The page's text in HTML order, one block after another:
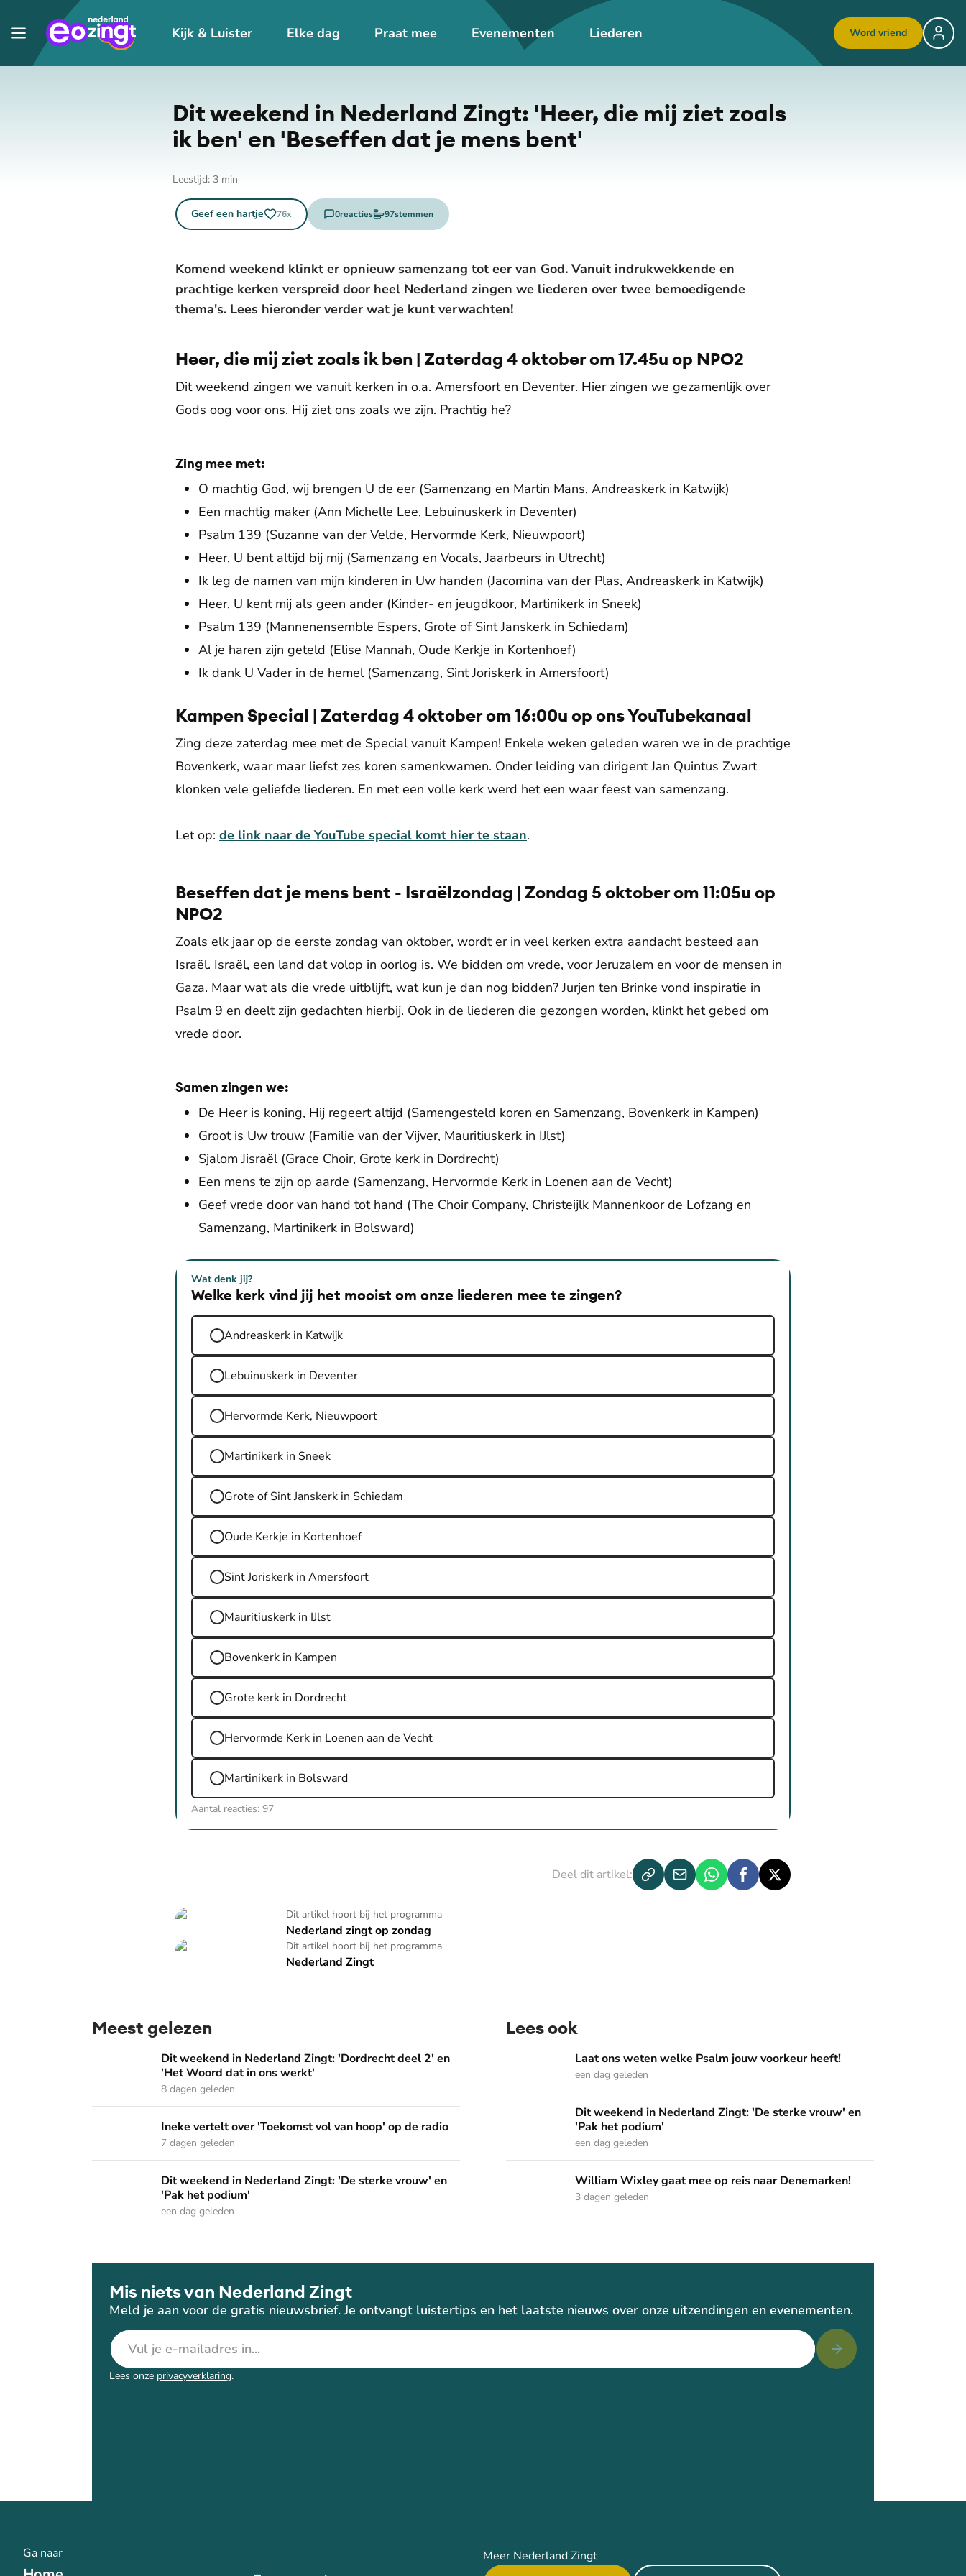
Kijk & Luister Elke dag Praat mee Evenementen Liederen Word vriend
Dit weekend in Nederland Zingt: 'Heer, die mij ziet zoals
ik ben' en 'Beseffen dat je mens bent'
Leestijd: 3 min
Geef een hartje 76x 0reacties 97stemmen
Komend weekend klinkt er opnieuw samenzang tot eer van God. Vanuit indrukwekkende en
prachtige kerken verspreid door heel Nederland zingen we liederen over twee bemoedigende
thema's. Lees hieronder verder wat je kunt verwachten!
Heer, die mij ziet zoals ik ben | Zaterdag 4 oktober om 17.45u op NPO2
Dit weekend zingen we vanuit kerken in o.a. Amersfoort en Deventer. Hier zingen we gezamenlijk over
Gods oog voor ons. Hij ziet ons zoals we zijn. Prachtig he?
Zing mee met:
O machtig God, wij brengen U de eer (Samenzang en Martin Mans, Andreaskerk in Katwijk)
Een machtig maker (Ann Michelle Lee, Lebuinuskerk in Deventer)
Psalm 139 (Suzanne van der Velde, Hervormde Kerk, Nieuwpoort)
Heer, U bent altijd bij mij (Samenzang en Vocals, Jaarbeurs in Utrecht)
Ik leg de namen van mijn kinderen in Uw handen (Jacomina van der Plas, Andreaskerk in Katwijk)
Heer, U kent mij als geen ander (Kinder- en jeugdkoor, Martinikerk in Sneek)
Psalm 139 (Mannenensemble Espers, Grote of Sint Janskerk in Schiedam)
Al je haren zijn geteld (Elise Mannah, Oude Kerkje in Kortenhoef)
Ik dank U Vader in de hemel (Samenzang, Sint Joriskerk in Amersfoort)
Kampen Special | Zaterdag 4 oktober om 16:00u op ons YouTubekanaal
Zing deze zaterdag mee met de Special vanuit Kampen! Enkele weken geleden waren we in de prachtige
Bovenkerk, waar maar liefst zes koren samenkwamen. Onder leiding van dirigent Jan Quintus Zwart
klonken vele geliefde liederen. En met een volle kerk werd het een waar feest van samenzang.
Let op: de link naar de YouTube special komt hier te staan.
Beseffen dat je mens bent - Israëlzondag | Zondag 5 oktober om 11:05u op
NPO2
Zoals elk jaar op de eerste zondag van oktober, wordt er in veel kerken extra aandacht besteed aan
Israël. Israël, een land dat volop in oorlog is. We bidden om vrede, voor Jeruzalem en voor de mensen in
Gaza. Maar wat als die vrede uitblijft, wat kun je dan nog bidden? Jurjen ten Brinke vond inspiratie in
Psalm 9 en deelt zijn gedachten hierbij. Ook in de liederen die gezongen worden, klinkt het gebed om
vrede door.
Samen zingen we:
De Heer is koning, Hij regeert altijd (Samengesteld koren en Samenzang, Bovenkerk in Kampen)
Groot is Uw trouw (Familie van der Vijver, Mauritiuskerk in IJlst)
Sjalom Jisraël (Grace Choir, Grote kerk in Dordrecht)
Een mens te zijn op aarde (Samenzang, Hervormde Kerk in Loenen aan de Vecht)
Geef vrede door van hand tot hand (The Choir Company, Christeijlk Mannenkoor de Lofzang en
Samenzang, Martinikerk in Bolsward)
Wat denk jij?
Welke kerk vind jij het mooist om onze liederen mee te zingen?
Andreaskerk in Katwijk
Lebuinuskerk in Deventer
Hervormde Kerk, Nieuwpoort
Martinikerk in Sneek
Grote of Sint Janskerk in Schiedam
Oude Kerkje in Kortenhoef
Sint Joriskerk in Amersfoort
Mauritiuskerk in IJlst
Bovenkerk in Kampen
Grote kerk in Dordrecht
Hervormde Kerk in Loenen aan de Vecht
Martinikerk in Bolsward
Aantal reacties: 97
Deel dit artikel:
Dit artikel hoort bij het programma
Nederland zingt op zondag
Nederland zingt op zondag
Dit artikel hoort bij het programma
Nederland Zingt
Nederland Zingt
Meest gelezen
Dit weekend in Nederland Zingt: 'Dordrecht deel 2' en 'Het Woord dat in ons werkt'
Dit weekend in Nederland Zingt: 'Dordrecht deel 2' en
'Het Woord dat in ons werkt'
8 dagen geleden
Ineke vertelt over 'Toekomst vol van hoop' op de radio
Ineke vertelt over 'Toekomst vol van hoop' op de radio
7 dagen geleden
Dit weekend in Nederland Zingt: 'De sterke vrouw' en 'Pak het podium'
Dit weekend in Nederland Zingt: 'De sterke vrouw' en
'Pak het podium'
een dag geleden
Lees ook
Laat ons weten welke Psalm jouw voorkeur heeft!
Laat ons weten welke Psalm jouw voorkeur heeft!
een dag geleden
Dit weekend in Nederland Zingt: 'De sterke vrouw' en 'Pak het podium'
Dit weekend in Nederland Zingt: 'De sterke vrouw' en
'Pak het podium'
een dag geleden
William Wixley gaat mee op reis naar Denemarken!
William Wixley gaat mee op reis naar Denemarken!
3 dagen geleden
Mis niets van Nederland Zingt
Meld je aan voor de gratis nieuwsbrief. Je ontvangt luistertips en het laatste nieuws over onze uitzendingen en evenementen.
E-mailadres
Lees onze privacyverklaring.
Ga naar Meer Nederland Zingt